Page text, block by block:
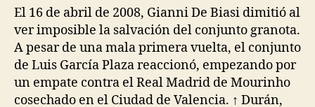
entrada
entrada
El 16 de abril de 2008, Gianni De Biasi dimitió al
ver imposible la salvación del conjunto granota.
A pesar de una mala primera vuelta, el conjunto
de Luis García Plaza reaccionó, empezando por
un empate contra el Real Madrid de Mourinho
cosechado en el Ciudad de Valencia. ↑ Durán,